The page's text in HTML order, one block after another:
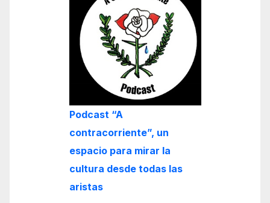
Podcast “A
contracorriente”, un
espacio para mirar la
cultura desde todas las
aristas